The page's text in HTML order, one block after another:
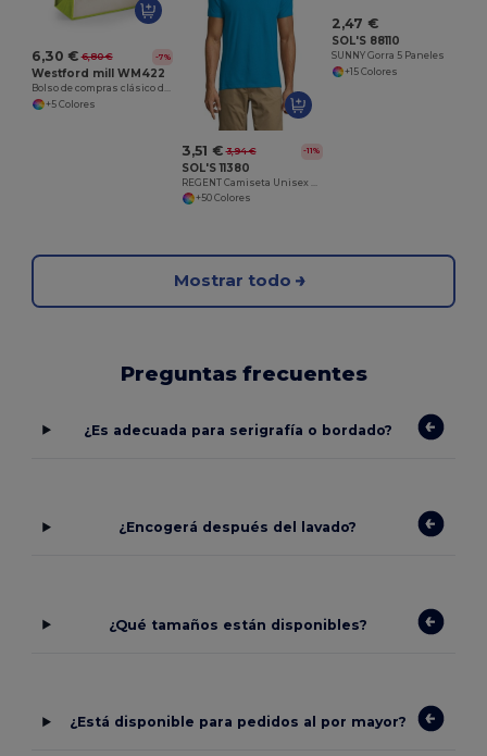
6,30 € 6,80 € -7%
Westford mill WM422
Bolso de compras clásico de arpillera
+5 Colores
3,51 € 3,94 € -11%
SOL'S 11380
+50 Colores
2,47 €
SOL'S 88110
SUNNY Gorra 5 Paneles
+15 Colores
Mostrar todo
Preguntas frecuentes
¿Es adecuada para serigrafía o bordado?
¿Encogerá después del lavado?
¿Qué tamaños están disponibles?
¿Está disponible para pedidos al por mayor?